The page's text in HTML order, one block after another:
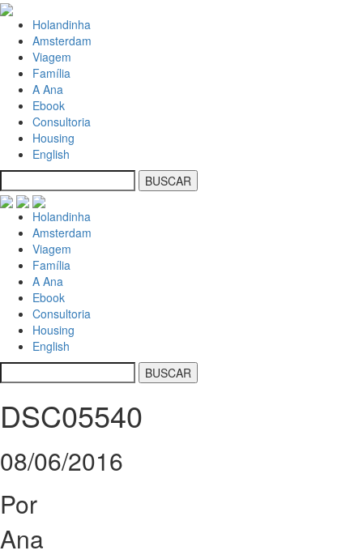
Holandinha
Amsterdam
Viagem
Família
A Ana
Ebook
Consultoria
Housing
English
Holandinha
Amsterdam
Viagem
Família
A Ana
Ebook
Consultoria
Housing
English
DSC05540
08/06/2016
Por
Ana